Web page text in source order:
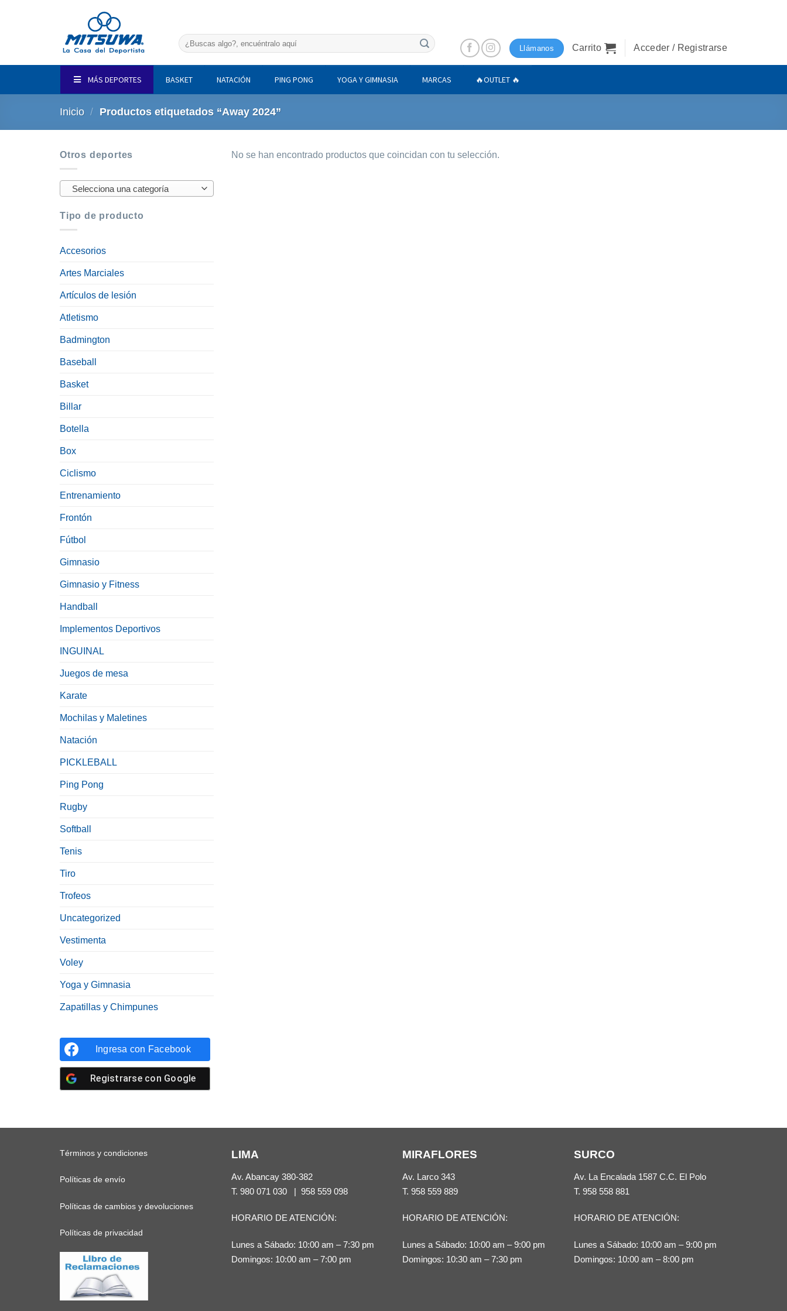
Buscar
por:
Llámanos Carrito Acceder / Registrarse
MÁS DEPORTES BASKET NATACIÓN PING PONG YOGA Y GIMNASIA MARCAS 🔥OUTLET 🔥
Inicio / Productos etiquetados “Away 2024”
Otros deportes
Selecciona una categoría
Tipo de producto
Accesorios
Artes Marciales
Artículos de lesión
Atletismo
Badmington
Baseball
Basket
Billar
Botella
Box
Ciclismo
Entrenamiento
Frontón
Fútbol
Gimnasio
Gimnasio y Fitness
Handball
Implementos Deportivos
INGUINAL
Juegos de mesa
Karate
Mochilas y Maletines
Natación
PICKLEBALL
Ping Pong
Rugby
Softball
Tenis
Tiro
Trofeos
Uncategorized
Vestimenta
Voley
Yoga y Gimnasia
Zapatillas y Chimpunes
Ingresa con Facebook
Registrarse con Google
No se han encontrado productos que coincidan con tu selección.
Términos y condiciones
Políticas de envío
Políticas de cambios y devoluciones
Políticas de privacidad
LIMA
Av. Abancay 380-382
T. 980 071 030| 958 559 098
HORARIO DE ATENCIÓN:
Lunes a Sábado: 10:00 am – 7:30 pm
Domingos: 10:00 am – 7:00 pm
MIRAFLORES
Av. Larco 343
T. 958 559 889
HORARIO DE ATENCIÓN:
Lunes a Sábado: 10:00 am – 9:00 pm
Domingos: 10:30 am – 7:30 pm
SURCO
Av. La Encalada 1587 C.C. El Polo
T. 958 558 881
HORARIO DE ATENCIÓN:
Lunes a Sábado: 10:00 am – 9:00 pm
Domingos: 10:00 am – 8:00 pm